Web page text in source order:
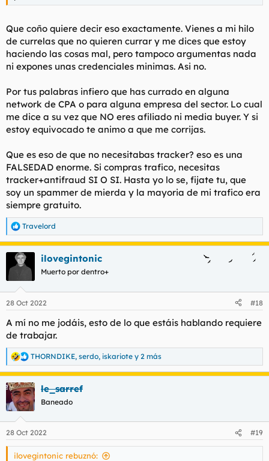
Que coño quiere decir eso exactamente. Vienes a mi hilo
de currelas que no quieren currar y me dices que estoy
haciendo las cosas mal, pero tampoco argumentas nada
ni expones unas credenciales minimas. Asi no.
Por tus palabras infiero que has currado en alguna
network de CPA o para alguna empresa del sector. Lo cual
me dice a su vez que NO eres afiliado ni media buyer. Y si
estoy equivocado te animo a que me corrijas.
Que es eso de que no necesitabas tracker? eso es una
FALSEDAD enorme. Si compras trafico, necesitas
tracker+antifraud SI O SI. Hasta yo lo se, fijate tu, que
soy un spammer de mierda y la mayoria de mi trafico era
siempre gratuito.
R
e
a
c
e
:
Travelord
ilovegintonic
Muerto por dentro+
28 Oct 2022 #18
A mí no me jodáis, esto de lo que estáis hablando requiere
de trabajar.
R
e
a
c
c
i
e
s
THORNDIKE, serdo, iskariote y 2 más
le_sarref
Baneado
28 Oct 2022 #19
ilovegintonic rebuznó: